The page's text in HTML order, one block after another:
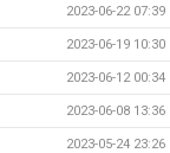
2023-06-22 07:39
2023-06-19 10:30
2023-06-12 00:34
2023-06-08 13:36
2023-05-24 23:26